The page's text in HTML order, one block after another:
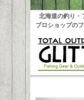
北海道の釣り・
プロショップの